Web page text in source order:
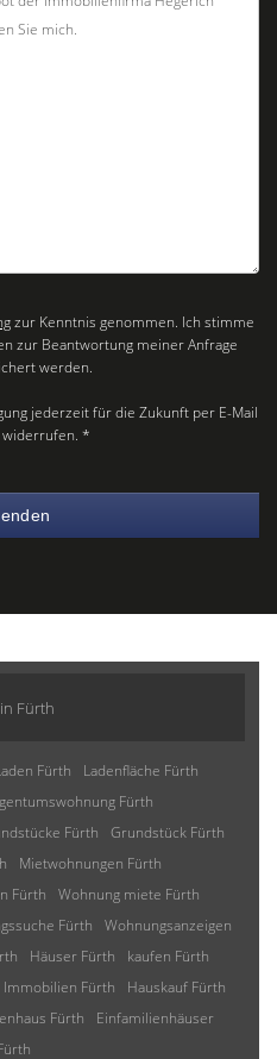
zur Kenntnis genommen. Ich stimme
zur Beantwortung meiner Anfrage
werden.
jederzeit für die Zukunft per E-Mail
widerrufen. *
Fürth
Fürth
Ladenfläche Fürth
Fürth
Fürth
Grundstück Fürth
Mietwohnungen Fürth
Fürth
Wohnung miete Fürth
Fürth
Wohnungsanzeigen
Häuser Fürth
kaufen Fürth
Immobilien Fürth
Hauskauf Fürth
Fürth
Einfamilienhäuser